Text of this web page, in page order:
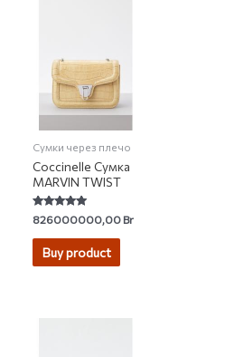
Сумки через плечо
Coccinelle Сумка
MARVIN TWIST
Rated
5.00
out of 5
826000000,00Br
Buy product